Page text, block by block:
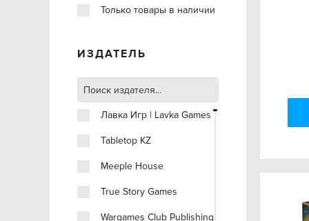
Только товары в наличии
ИЗДАТЕЛЬ
Лавка Игр | Lavka Games
Tabletop KZ
Meeple House
True Story Games
Wargames Club Publishing